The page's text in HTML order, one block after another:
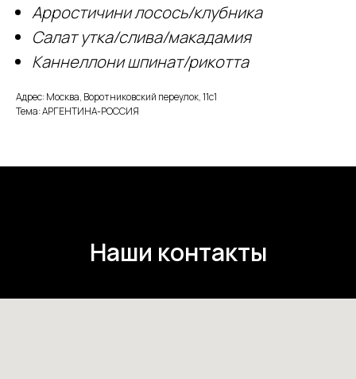
Арростичини лосось/клубника
Салат утка/слива/макадамия
Каннеллони шпинат/рикотта
Адрес: Москва, Воротниковский переулок, 11с1
Тема: АРГЕНТИНА-РОССИЯ
Наши контакты